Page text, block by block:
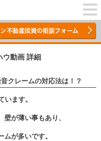
ウ動画 詳細
クレームの対応法は！？
ます。
が薄い事もあり、
が多いです。